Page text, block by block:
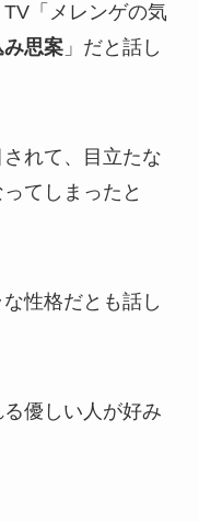
「メレンゲの気
み思案」だと話し
れて、
目立たな
てしまった と
性格だとも話し
優しい人が好み